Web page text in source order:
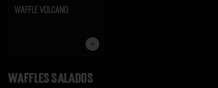
Waffle Volcano
Waffles salados